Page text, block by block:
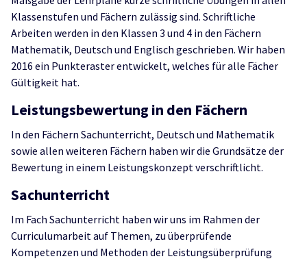
Klassenstufen und Fächern zulässig sind. Schriftliche
Arbeiten werden in den Klassen 3 und 4 in den Fächern
Mathematik, Deutsch und Englisch geschrieben. Wir haben
2016 ein Punkteraster entwickelt, welches für alle Fächer
Gültigkeit hat.
Leistungsbewertung in den Fächern
In den Fächern Sachunterricht, Deutsch und Mathematik
sowie allen weiteren Fächern haben wir die Grundsätze der
Bewertung in einem Leistungskonzept verschriftlicht.
Sachunterricht
Im Fach Sachunterricht haben wir uns im Rahmen der
Curriculumarbeit auf Themen, zu überprüfende
Kompetenzen und Methoden der Leistungsüberprüfung